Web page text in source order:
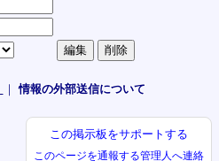
｜情報の外部送信について
この掲示板をサポートする
このページを通報する管理人へ連絡